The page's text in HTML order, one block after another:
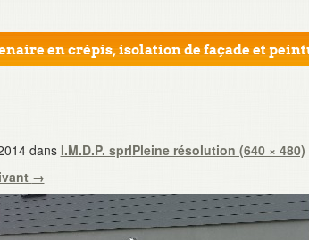
en crépis, isolation de façade et
dans I.M.D.P. sprlPleine résolution (640 × 480)
→